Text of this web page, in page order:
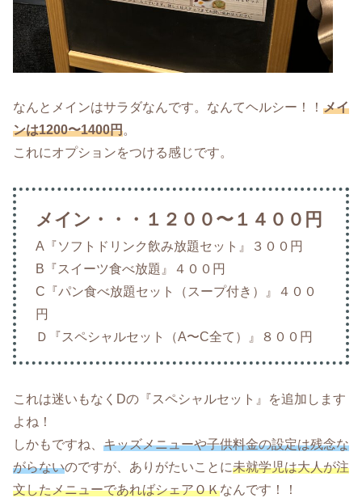
なんとメインはサラダなんです。なんてヘルシー！！ メイ
ンは1200〜1400円。
これにオプションをつける感じです。
メイン・・・１２００〜１４００円
A『ソフトドリンク飲み放題セット』３００円
B『スイーツ食べ放題』４００円
C『パン食べ放題セット（スープ付き）』４００
円
Ｄ『スペシャルセット（A〜C全て）』８００円
これは迷いもなくDの『スペシャルセット』を追加します
よね！
しかもですね、 キッズメニューや子供料金の設定は残念な
がらないのですが、ありがたいことに未就学児は大人が注
文したメニューであればシェアＯＫなんです！！